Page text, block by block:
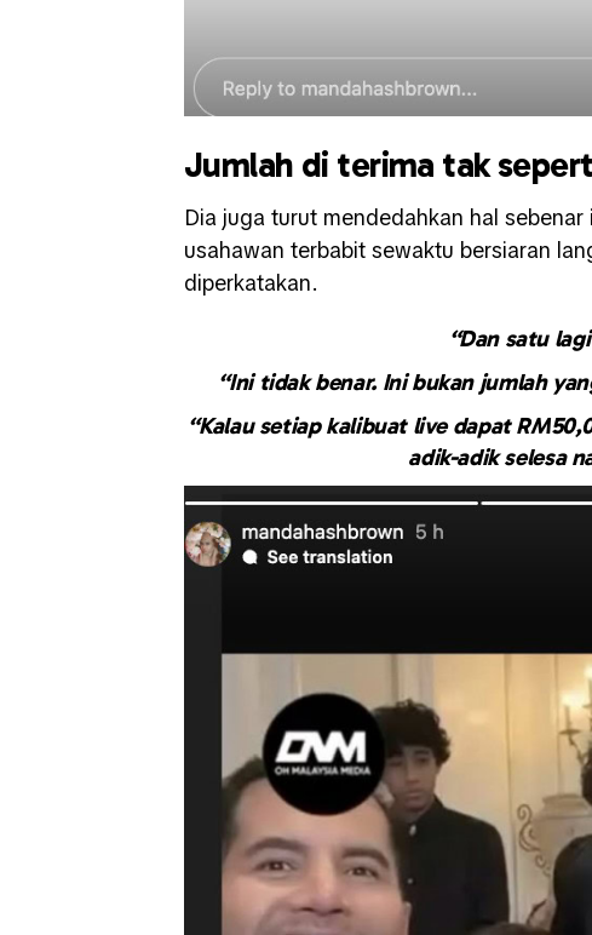
Jumlah di terima tak
Dia juga turut mendedahkan hal
usahawan terbabit sewaktu bersiaran
diperkatakan.
“Dan satu
“Ini tidak benar. Ini bukan jumlah
“Kalau setiap kalibuat live dapat
adik-adik selesa